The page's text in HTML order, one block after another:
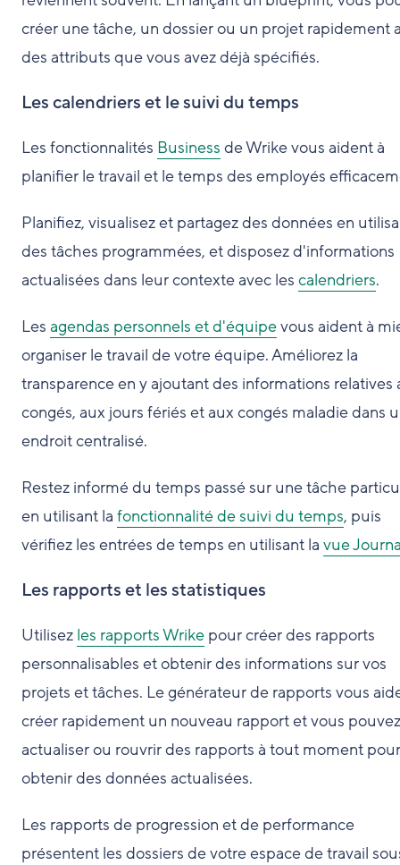
créer une tâche, un dossier ou un projet rapidement
des attributs que vous avez déjà spécifiés.
Les calendriers et le suivi du temps
Les fonctionnalités Business de Wrike vous aident à
planifier le travail et le temps des employés
Planifiez, visualisez et partagez des données en
des tâches programmées, et disposez d'informations
actualisées dans leur contexte avec les calendriers.
Les agendas personnels et d'équipevous aident à
organiser le travail de votre équipe. Améliorez la
transparence en y ajoutant des informations relatives
congés, aux jours fériés et aux congés maladie dans
endroit centralisé.
Restez informé du temps passé sur une tâche
en utilisant la fonctionnalité de suivi du temps, puis
vérifiez les entrées de temps en utilisant la vue
Les rapports et les statistiques
Utilisez les rapports Wrike pour créer des rapports
personnalisables et obtenir des informations sur vos
projets et tâches. Le générateur de rapports vous
créer rapidement un nouveau rapport et vous pouvez
actualiser ou rouvrir des rapports à tout moment pour
obtenir des données actualisées.
Les rapports de progression et de performance
présentent les dossiers de votre espace de travail